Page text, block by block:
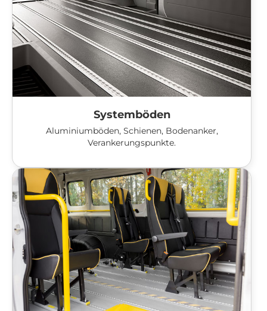
Systemböden
Aluminiumböden, Schienen, Bodenanker,
Verankerungspunkte.